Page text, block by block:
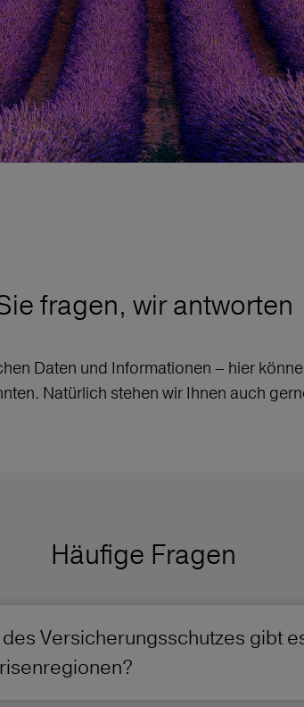
fragen, wir antworten
Daten und Informationen – hier
Natürlich stehen wir Ihnen auch
Häufige Fragen
Versicherungsschutzes gibt